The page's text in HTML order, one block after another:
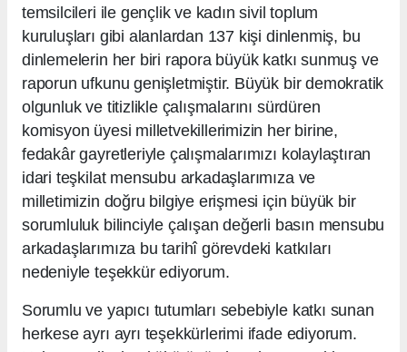
temsilcileri ile gençlik ve kadın sivil toplum
kuruluşları gibi alanlardan 137 kişi dinlenmiş, bu
dinlemelerin her biri rapora büyük katkı sunmuş ve
raporun ufkunu genişletmiştir. Büyük bir demokratik
olgunluk ve titizlikle çalışmalarını sürdüren
komisyon üyesi milletvekillerimizin her birine,
fedakâr gayretleriyle çalışmalarımızı kolaylaştıran
idari teşkilat mensubu arkadaşlarımıza ve
milletimizin doğru bilgiye erişmesi için büyük bir
sorumluluk bilinciyle çalışan değerli basın mensubu
arkadaşlarımıza bu tarihî görevdeki katkıları
nedeniyle teşekkür ediyorum.
Sorumlu ve yapıcı tutumları sebebiyle katkı sunan
herkese ayrı ayrı teşekkürlerimi ifade ediyorum.